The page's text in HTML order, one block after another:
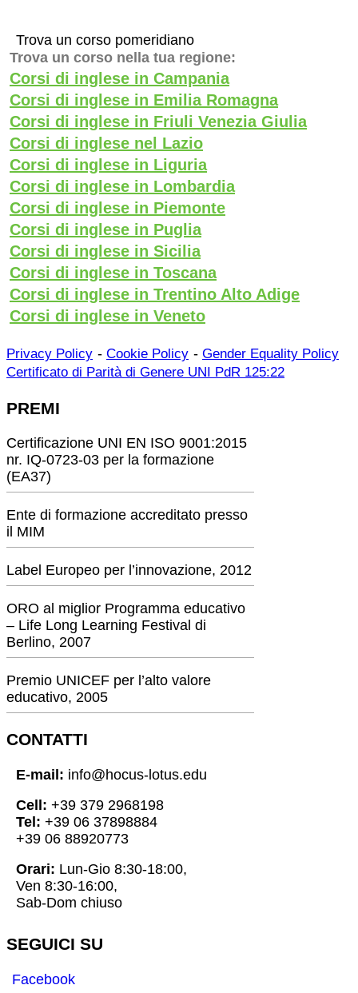
Trova un corso pomeridiano
Trova un corso nella tua regione:
Corsi di inglese in Campania
Corsi di inglese in Emilia Romagna
Corsi di inglese in Friuli Venezia Giulia
Corsi di inglese nel Lazio
Corsi di inglese in Liguria
Corsi di inglese in Lombardia
Corsi di inglese in Piemonte
Corsi di inglese in Puglia
Corsi di inglese in Sicilia
Corsi di inglese in Toscana
Corsi di inglese in Trentino Alto Adige
Corsi di inglese in Veneto
Privacy Policy - Cookie Policy - Gender Equality Policy
Certificato di Parità di Genere UNI PdR 125:22
PREMI
Certificazione UNI EN ISO 9001:2015
nr. IQ-0723-03 per la formazione
(EA37)
Ente di formazione accreditato presso
il MIM
Label Europeo per l’innovazione, 2012
ORO al miglior Programma educativo
– Life Long Learning Festival di
Berlino, 2007
Premio UNICEF per l’alto valore
educativo, 2005
CONTATTI
E-mail: info@hocus-lotus.edu
Cell: +39 379 2968198
Tel: +39 06 37898884
+39 06 88920773
Orari: Lun-Gio 8:30-18:00,
Ven 8:30-16:00,
Sab-Dom chiuso
SEGUICI SU
Facebook